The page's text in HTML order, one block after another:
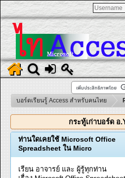
บอร์ดเรียนรู้ Access สำหรับคนไทย
กระทู้เก่าบอร์ด อ
ท่านใดเคยใช้ Microsoft Office
Spreadsheet ใน Micro
เรียน อาจารย์ และ ผู้รู้ทุกท่าน